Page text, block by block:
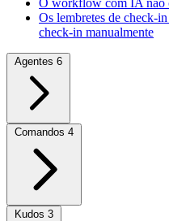
O workflow com IA não
Os lembretes de check-
check-in manualmente
Agentes 6
Comandos 4
Kudos 3